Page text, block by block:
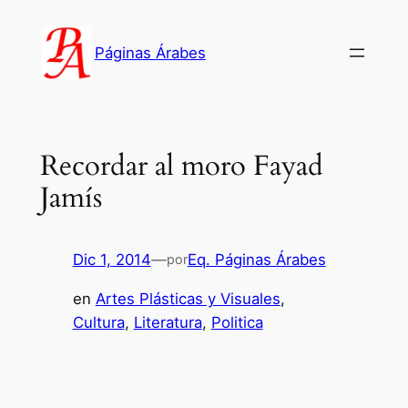
contenido
Páginas Árabes
Recordar al moro Fayad
Jamís
Dic 1, 2014—porEq. Páginas Árabes
en Artes Plásticas y Visuales
Cultura, Literatura, Politica